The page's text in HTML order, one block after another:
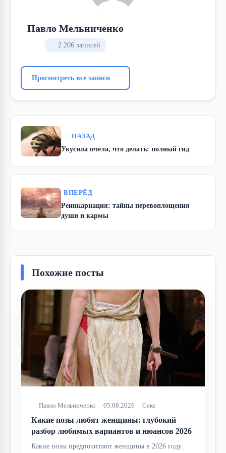
Павло Мельниченко
2 206 записей
Просмотреть все записи
НАЗАД
Укусила пчела, что делать: полный гид
ВПЕРЁД
Реинкарнация: тайны перевоплощения
души и кармы
Похожие посты
Павло Мельниченко 05.08.2026 Секс
Какие позы любят женщины: глубокий
разбор любимых вариантов и нюансов 2026
Какие позы предпочитают женщины в 2026 году: